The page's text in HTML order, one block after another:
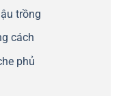
trồng
cách
phủ